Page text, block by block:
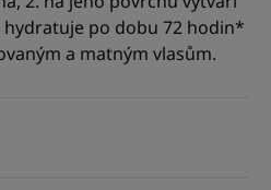
po dobu 72 hodin*
a matným vlasům.